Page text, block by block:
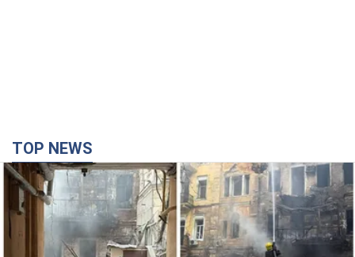
Армія Росії здійснила масовану атаку на Одесу:
горить історична частина міста. Фото та відео
Для терору ворог застосував ракети та дрони